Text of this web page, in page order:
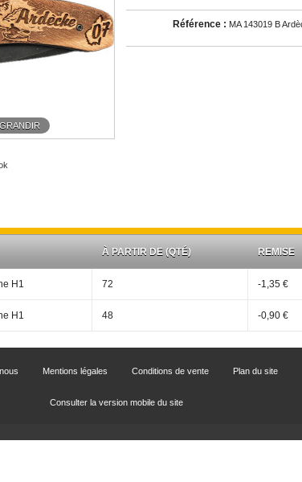
Référence : MA 143019 B
À PARTIR DE (QTÉ) REMISE
H1 72 -1,35 €
H1 48 -0,90 €
Mentions légales Conditions de vente Plan du site
Consulter la version mobile du site